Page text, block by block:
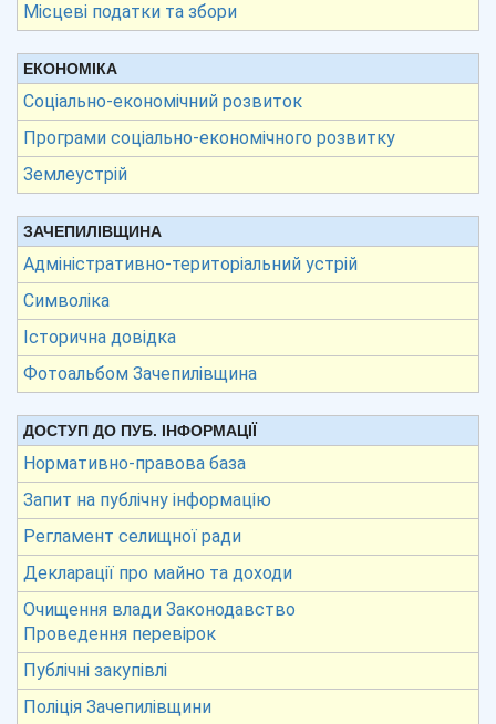
Місцеві податки та збори
ЕКОНОМІКА
Соціально-економічний розвиток
Програми соціально-економічного розвитку
Землеустрій
ЗАЧЕПИЛІВЩИНА
Адміністративно-територіальний устрій
Символіка
Історична довідка
Фотоальбом Зачепилівщина
ДОСТУП ДО ПУБ. ІНФОРМАЦІЇ
Нормативно-правова база
Запит на публічну інформацію
Регламент селищної ради
Декларації про майно та доходи
Очищення влади Законодавство
Проведення перевірок
Публічні закупівлі
Поліція Зачепилівщини